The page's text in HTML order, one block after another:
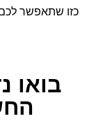
כזו שתאפשר
בואו